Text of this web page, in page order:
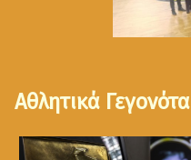
Αθλητικά Γεγονότα